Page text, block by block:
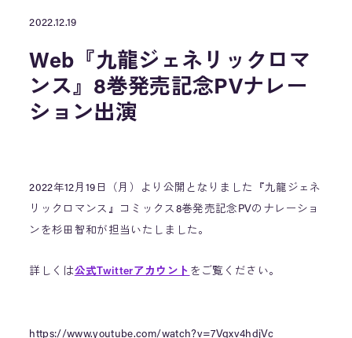
2022.12.19
Web『九龍ジェネリックロマ
ンス』8巻発売記念PVナレー
ション出演
2022年12月19日（月）より公開となりました『九龍ジェネ
リックロマンス』コミックス8巻発売記念PVのナレーショ
ンを杉田智和が担当いたしました。
詳しくは公式Twitterアカウント をご覧ください。
https://www.youtube.com/watch?v=7Vqxv4hdjVc